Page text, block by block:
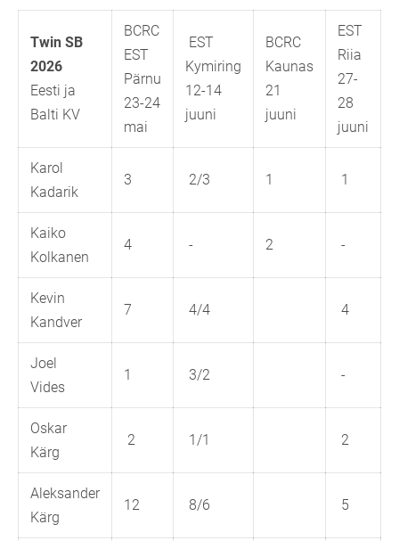
Twin SB
2026
Eesti ja
Balti KV
BCRC
EST
Pärnu
23-24
mai
EST
Kymiring
12-14
juuni
BCRC
Kaunas
21
juuni
EST
Riia
27-
28
juuni
Karol
Kadarik
3 2/3 1 1
Kaiko
Kolkanen
4 - 2 -
Kevin
Kandver
7 4/4 4
Joel
Vides
1 3/2 -
Oskar
Kärg
2 1/1 2
Aleksander
Kärg
12 8/6 5